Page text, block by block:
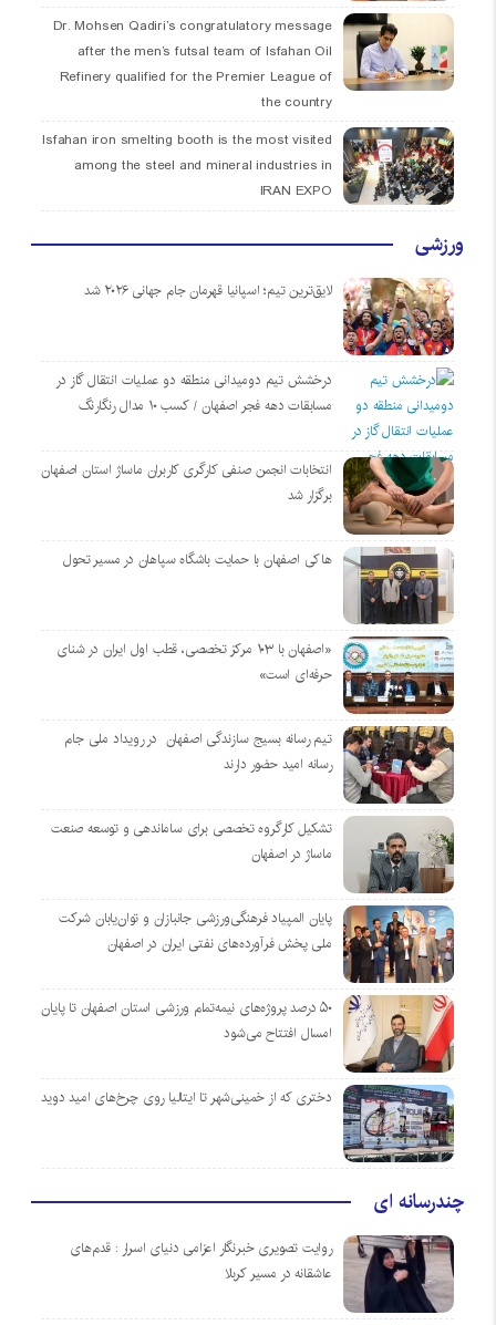
Dr. Mohsen Qadiri’s congratulatory message
after the men’s futsal team of Isfahan Oil
Refinery qualified for the Premier League of
the country
Isfahan iron smelting booth is the most visited
among the steel and mineral industries in
IRAN EXPO
ورزشی
لایق‌ترین تیم؛ اسپانیا قهرمان جام جهانی ۲۰۲۶ شد
درخشش تیم دومیدانی منطقه دو عملیات انتقال گاز در
مسابقات دهه فجر اصفهان / کسب ۱۰ مدال رنگارنگ
انتخابات انجمن صنفی کارگری کاربران ماساژ استان اصفهان
برگزار شد
هاکی اصفهان با حمایت باشگاه سپاهان در مسیر تحول
«اصفهان با ۱۰۳ مرکز تخصصی، قطب اول ایران در شنای
حرفه‌ای است»
تیم رسانه بسیج سازندگی اصفهان در رویداد ملی جام
رسانه امید حضور دارند
تشکیل کارگروه تخصصی برای ساماندهی و توسعه صنعت
ماساژ در اصفهان
پایان المپیاد فرهنگی‌ورزشی جانبازان و توان‌یابان شرکت
ملی پخش فرآورده‌های نفتی ایران در اصفهان
۵۰ درصد پروژه‌های نیمه‌تمام ورزشی استان اصفهان تا پایان
امسال افتتاح می‌شود
دختری که از خمینی‌شهر تا ایتالیا روی چرخ‌های امید دوید
چندرسانه ای
روایت تصویری خبرنگار اعزامی دنیای اسرار : قدم‌های
عاشقانه در مسیر کربلا